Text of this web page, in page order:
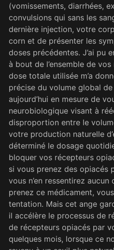
(vomissements, diarrhées,
convulsions qui sans les
dernière injection, votre
corn et de présenter les
doses précédentes. J’ai pu
à bout de l’ensemble de
dose totale utilisée m’a
précise du volume global
aujourd’hui en mesure de
neurobiologique visant à
disproportion entre le
votre production naturelle
déterminé le dosage
bloquer vos récepteurs
si vous prenez des opiacés
vous n’en ressentirez
prenez ce médicament,
tentation. Mais cet ange
il accélère le processus de
de récepteurs opiacés par
quelques mois, lorsque ce